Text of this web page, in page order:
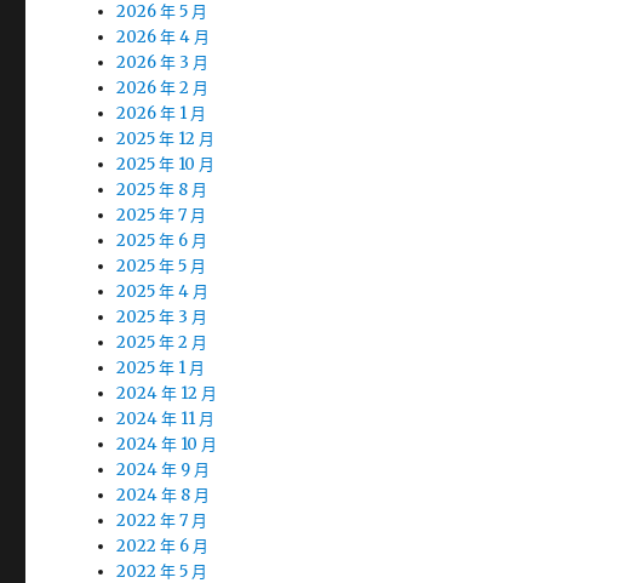
2026 年 5 月
2026 年 4 月
2026 年 3 月
2026 年 2 月
2026 年 1 月
2025 年 12 月
2025 年 10 月
2025 年 8 月
2025 年 7 月
2025 年 6 月
2025 年 5 月
2025 年 4 月
2025 年 3 月
2025 年 2 月
2025 年 1 月
2024 年 12 月
2024 年 11 月
2024 年 10 月
2024 年 9 月
2024 年 8 月
2022 年 7 月
2022 年 6 月
2022 年 5 月